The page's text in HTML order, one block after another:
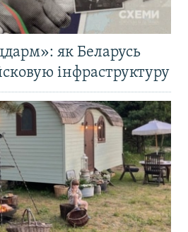
як Беларусь
інфраструктуру